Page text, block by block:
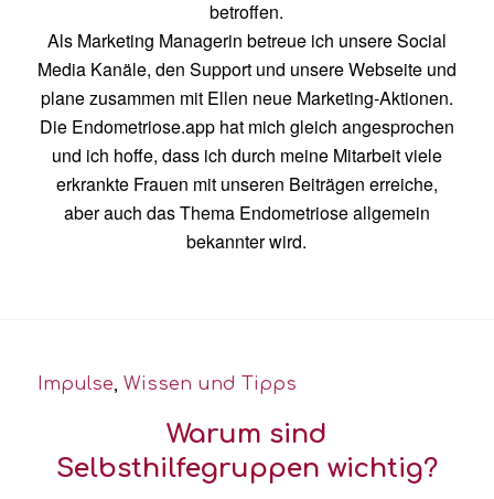
betroffen.
Als Marketing Managerin betreue ich unsere Social
Media Kanäle, den Support und unsere Webseite und
plane zusammen mit Ellen neue Marketing-Aktionen.
Die Endometriose.app hat mich gleich angesprochen
und ich hoffe, dass ich durch meine Mitarbeit viele
erkrankte Frauen mit unseren Beiträgen erreiche,
aber auch das Thema Endometriose allgemein
bekannter wird.
Impulse, Wissen und Tipps
Warum sind
Selbsthilfegruppen wichtig?